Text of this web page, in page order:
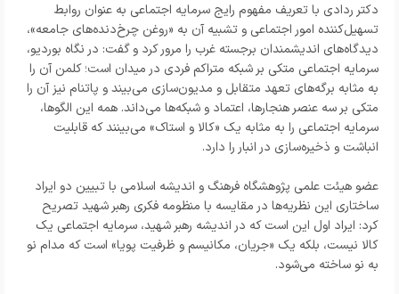
دکتر ردادی با تعریف مفهوم رایج سرمایه اجتماعی به عنوان روابط
تسهیل‌کننده امور اجتماعی و تشبیه آن به «روغن چرخ‌دنده‌های جامعه»،
دیدگاه‌های اندیشمندان برجسته غرب را مرور کرد و گفت: در نگاه بوردیو،
سرمایه اجتماعی متکی بر شبکه متراکم فردی در میدان است؛ کلمن آن را
به مثابه برگه‌های تعهد متقابل و مدیون‌سازی می‌بیند و پاتنام نیز آن را
متکی بر سه عنصر هنجارها، اعتماد و شبکه‌ها می‌داند. همه این الگوها،
سرمایه اجتماعی را به مثابه یک «کالا و استاک» می‌بینند که قابلیت
انباشت و ذخیره‌سازی در انبار را دارد.
عضو هیئت علمی پژوهشگاه فرهنگ و اندیشه اسلامی با تبیین دو ایراد
ساختاری این نظریه‌ها در مقایسه با منظومه فکری رهبر شهید تصریح
کرد: ایراد اول این است که در اندیشه رهبر شهید، سرمایه اجتماعی یک
کالا نیست، بلکه یک «جریان، مکانیسم و ظرفیت پویا» است که مدام نو
به نو ساخته می‌شود.